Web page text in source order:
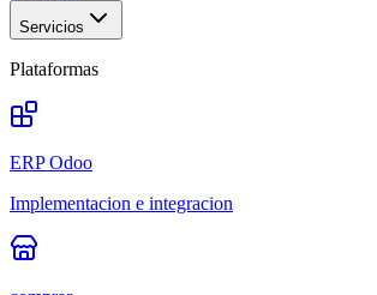
Servicios
Plataformas
ERP Odoo
Implementacion e integracion